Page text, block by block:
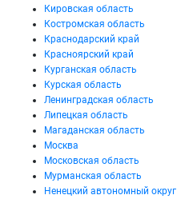
Кировская область
Костромская область
Краснодарский край
Красноярский край
Курганская область
Курская область
Ленинградская область
Липецкая область
Магаданская область
Москва
Московская область
Мурманская область
Ненецкий автономный округ